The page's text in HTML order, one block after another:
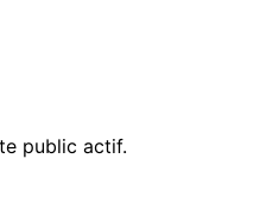
public actif.